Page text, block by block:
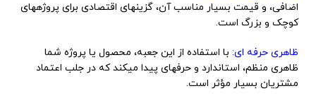
اضافی، و قیمت بسیار مناسب آن، گزینهای اقتصادی برای پروژههای
کوچک و بزرگ است.
ظاهری حرفه ای: با استفاده از این جعبه، محصول یا پروژه شما
ظاهری منظم، استاندارد و حرفهای پیدا میکند که در جلب اعتماد
مشتریان بسیار مؤثر است.